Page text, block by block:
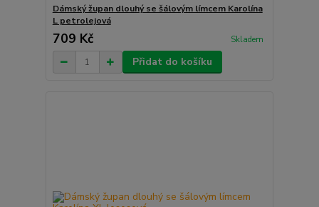
Dámský župan dlouhý se šálovým límcem Karolína
L petrolejová
709 Kč Skladem
Přidat do košíku